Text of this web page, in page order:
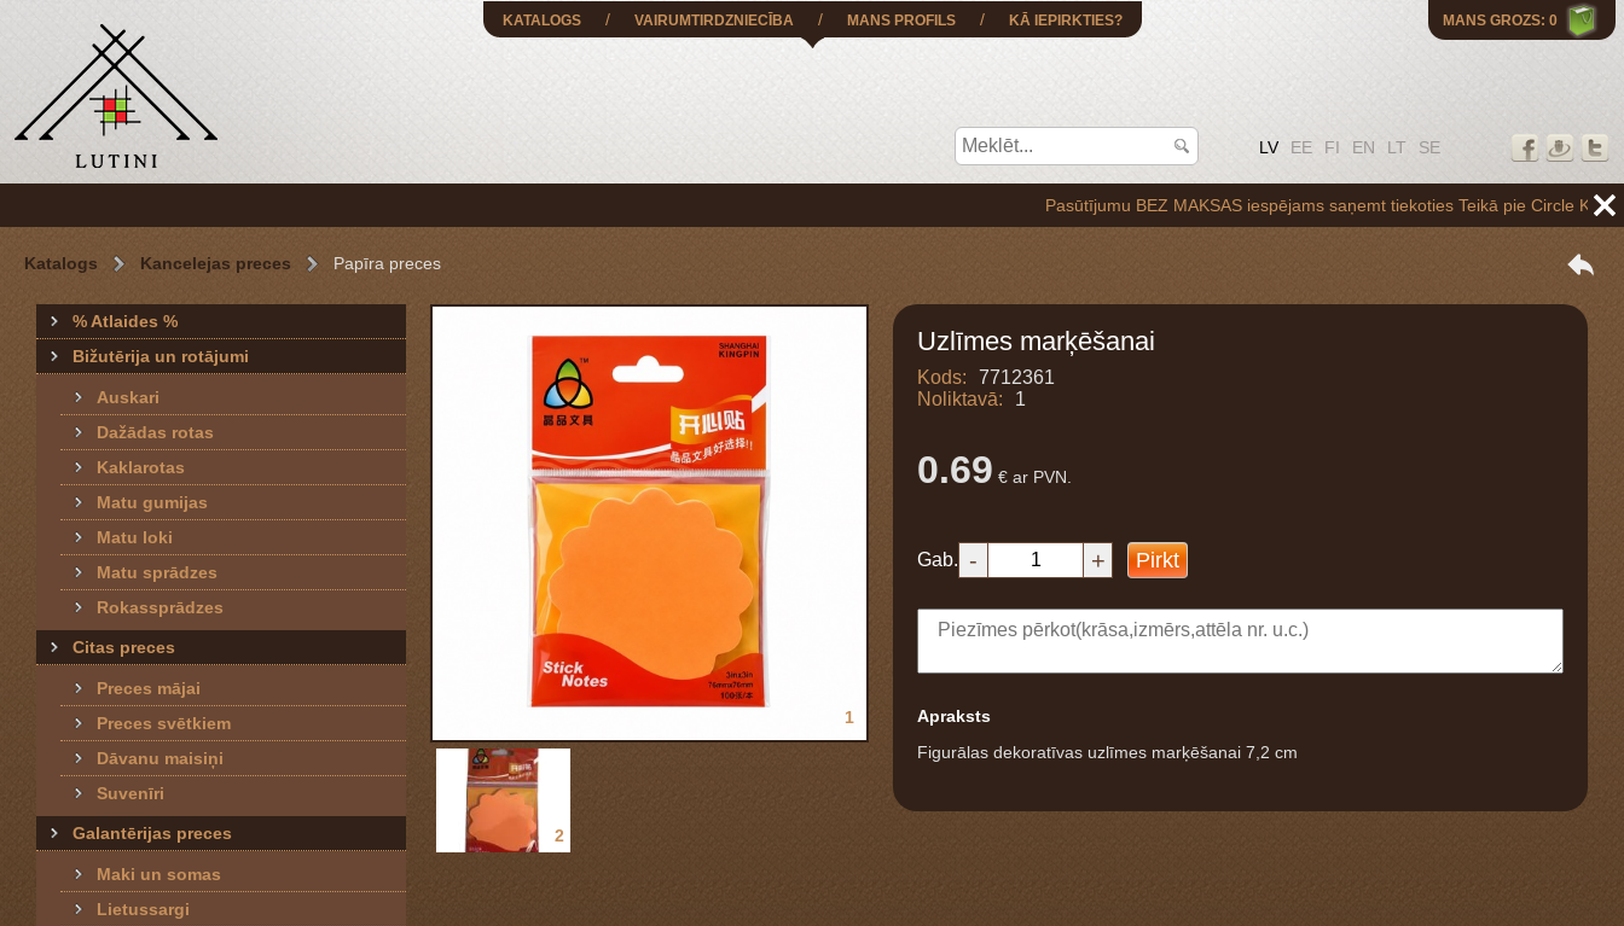
MANS GROZS: 0
LV EE FI EN LT SE
KATALOGS / VAIRUMTIRDZNIECĪBA / MANS PROFILS / KĀ IEPIRKTIES?
Pasūtījumu BEZ MAKSAS iespējams saņemt tiekoties Teikā pie Circle K uzpildes
Katalogs Kancelejas preces Papīra preces
% Atlaides %
Bižutērija un rotājumi
Auskari
Dažādas rotas
Kaklarotas
Matu gumijas
Matu loki
Matu sprādzes
Rokassprādzes
Citas preces
Preces mājai
Preces svētkiem
Dāvanu maisiņi
Suvenīri
Galantērijas preces
Maki un somas
Lietussargi
1
2
Uzlīmes marķēšanai
Kods:
7712361
Noliktavā:
1
0.69 € ar PVN.
Gab. - + Pirkt
Apraksts
Figurālas dekoratīvas uzlīmes marķēšanai 7,2 cm